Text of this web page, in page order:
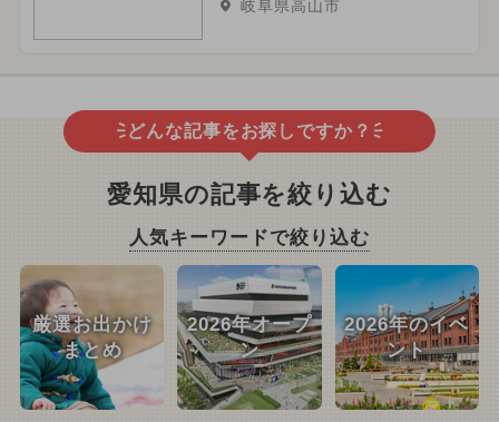
岐阜県高山市
どんな記事をお探しですか？
愛知県の記事を絞り込む
人気キーワードで絞り込む
厳選お出かけ
まとめ
2026年オープ
ン
2026年のイベ
ント